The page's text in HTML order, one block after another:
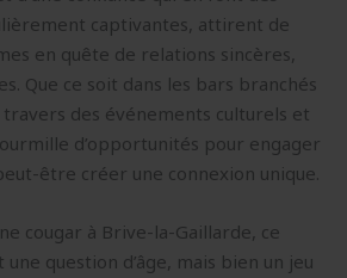
captivantes, attirent de
en quête de relations sincères,
Que ce soit dans les bars branchés
des événements culturels et
d’opportunités pour engager
être créer une connexion unique.
cougar à Brive-la-Gaillarde, ce
une question d’âge, mais bien un jeu